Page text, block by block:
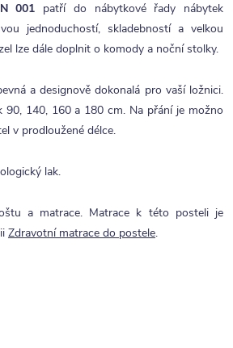
001 patří do nábytkové řady nábytek
jednoduchostí, skladebností a velkou
lze dále doplnit o komody a noční stolky.
a designově dokonalá pro vaší ložnici.
90, 140, 160 a 180 cm. Na přání je možno
v prodloužené délce.
lak.
a matrace. Matrace k této posteli je
Zdravotní matrace do postele.